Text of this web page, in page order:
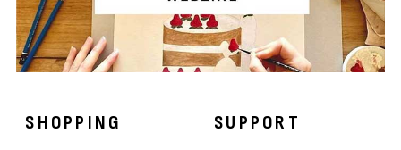
SHOPPING SUPPORT